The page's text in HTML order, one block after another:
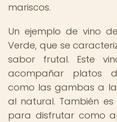
mariscos.
Un ejemplo de vino
Verde, que se
sabor frutal. Este
acompañar platos
como las gambas a
al natural. También
para disfrutar como